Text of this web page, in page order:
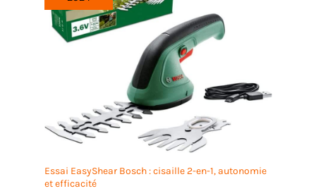
Essai EasyShear Bosch : cisaille 2-en-1, autonomie
et efficacité